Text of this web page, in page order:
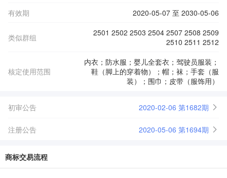
有效期
2020-05-07 至 2030-05-06
类似群组
2501 2502 2503 2504 2507 2508 2509
2510 2511 2512
核定使用范围
内衣；防水服；婴儿全套衣；驾驶员服装；
鞋（脚上的穿着物）；帽；袜；手套（服
装）；围巾；皮带（服饰用）
初审公告 2020-02-06 第1682期
注册公告 2020-05-06 第1694期
商标交易流程